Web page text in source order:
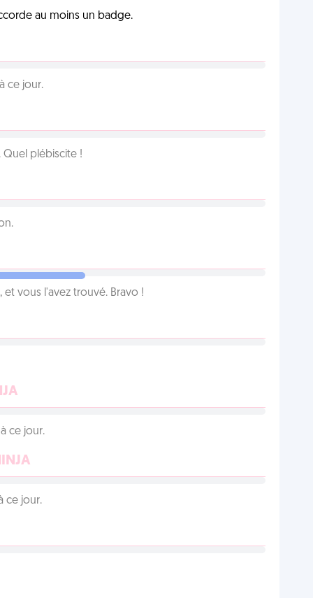
au moins un badge.
ce jour.
Quel plébiscite !
vous l'avez trouvé. Bravo !
ce jour.
ce jour.